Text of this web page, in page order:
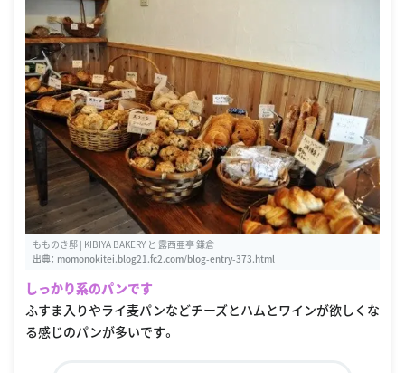
もものき邸 | KIBIYA BAKERY と 露西亜亭 鎌倉
出典： momonokitei.blog21.fc2.com/blog-entry-373.html
しっかり系のパンです
ふすま入りやライ麦パンなどチーズとハムとワインが欲しくな
る感じのパンが多いです。